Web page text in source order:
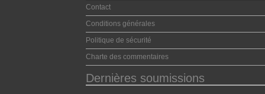
Contact
Conditions générales
Politique de sécurité
Charte des commentaires
Dernières soumissions